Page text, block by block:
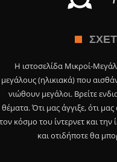
Η ιστοσελίδα Μικροί-
μεγάλους (ηλικιακά) που
νιώθουν μεγάλοι. Βρείτε
θέματα. Ότι μας άγγιξε, ότι
κόσμο του ίντερνετ και την
και οτιδήποτε θα